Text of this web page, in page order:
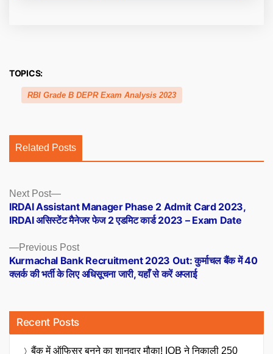
TOPICS:
RBI Grade B DEPR Exam Analysis 2023
Related Posts
Posts
navigation
Previous PostPrevious
post:
Kurmachal Bank Recruitment 2023 Out: कुर्माचल बैंक में 40
क्लर्क की भर्ती के लिए अधिसूचना जारी, यहाँ से करें अप्लाई
Next Post
Next
post:
IRDAI Assistant Manager Phase 2 Admit Card 2023,
IRDAI असिस्टेंट मैनेजर फेज 2 एडमिट कार्ड 2023 – Exam Date
Recent Posts
बैंक में ऑफिसर बनने का शानदार मौका! IOB ने निकाली 250